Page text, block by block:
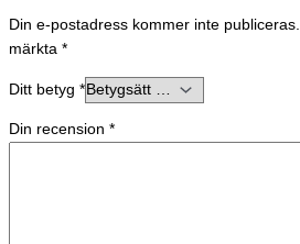
Din e-postadress kommer inte publiceras.
märkta *
Ditt betyg *
Din recension *